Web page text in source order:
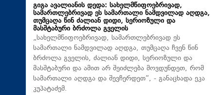
გიგა ავალიანის დედა: სახელმწიფოებრივად,
სამართლებრივად ეს სამართალი ნამდვილად აღდგა,
თუმცაღა წინ ძალიან დიდი, სერიოზული და
მასშტაბური ბრძოლა გველის
„სახელმწიფოებრივად, სამართლებრივად ეს
სამართალი ნამდვილად აღდგა, თუმცაღა ჩვენ წინ
ბრძოლა გველის, ძალიან დიდი, სერიოზული და
მასშტაბური და ამით არ შეიძლება მოვდუნდეთ, რომ
სამართალი აღდგა და შევჩერდეთ“, - განაცხადა ეკა
კუპატაძემ.